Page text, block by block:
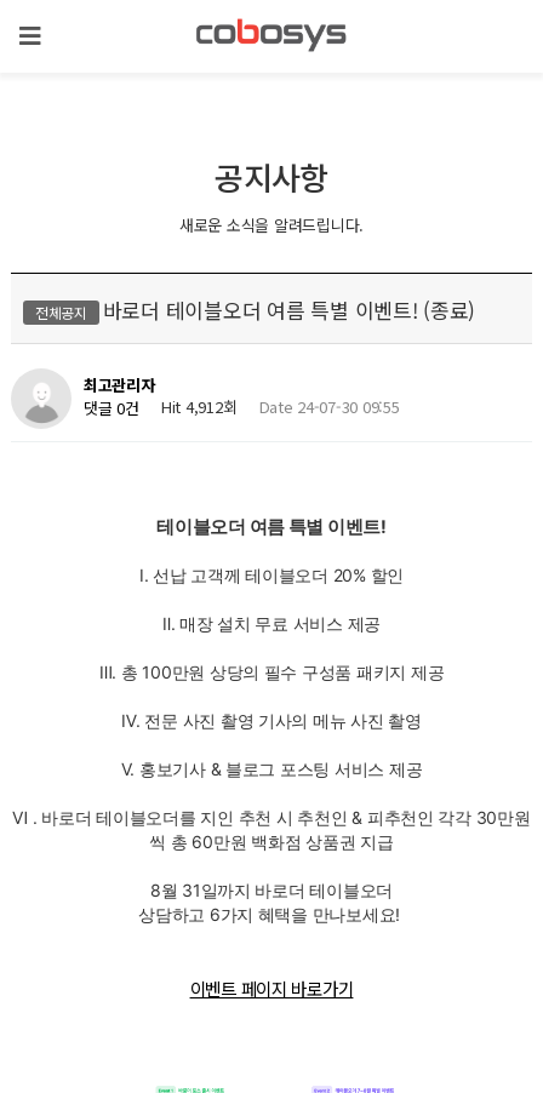
공지사항
새로운 소식을 알려드립니다.
전체공지 바로더 테이블오더 여름 특별 이벤트! (종료)
최고관리자
댓글 0건
Hit 4,912회 Date 24-07-30 09:55
테이블오더 여름 특별 이벤트!
Ⅰ. 선납 고객께 테이블오더 20% 할인
Ⅱ. 매장 설치 무료 서비스 제공
Ⅲ. 총 100만원 상당의 필수 구성품 패키지 제공
Ⅳ. 전문 사진 촬영 기사의 메뉴 사진 촬영
Ⅴ. 홍보기사 & 블로그 포스팅 서비스 제공
Ⅵ . 바로더 테이블오더를 지인 추천 시 추천인 & 피추천인 각각 30만원
씩 총 60만원 백화점 상품권 지급
8월 31일까지 바로더 테이블오더
상담하고 6가지 혜택을 만나보세요!
이벤트 페이지 바로가기